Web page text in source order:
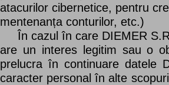
atacurilor cibernetice, pentru
mentenanța conturilor, etc.)
În cazul în care DIEMER
are un interes legitim sau o
prelucra în continuare datele
caracter personal în alte